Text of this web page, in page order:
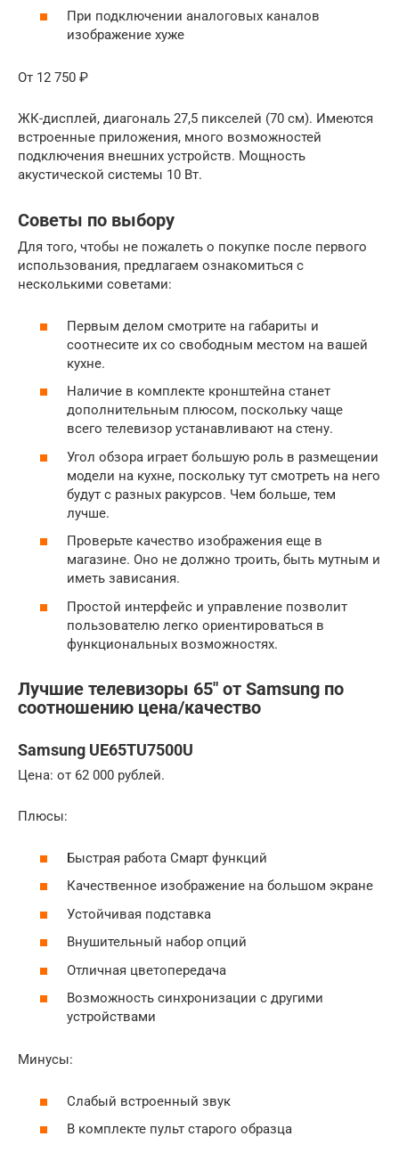
При подключении аналоговых каналов
изображение хуже
От 12 750 ₽
ЖК-дисплей, диагональ 27,5 пикселей (70 см). Имеются
встроенные приложения, много возможностей
подключения внешних устройств. Мощность
акустической системы 10 Вт.
Советы по выбору
Для того, чтобы не пожалеть о покупке после первого
использования, предлагаем ознакомиться с
несколькими советами:
Первым делом смотрите на габариты и
соотнесите их со свободным местом на вашей
кухне.
Наличие в комплекте кронштейна станет
дополнительным плюсом, поскольку чаще
всего телевизор устанавливают на стену.
Угол обзора играет большую роль в размещении
модели на кухне, поскольку тут смотреть на него
будут с разных ракурсов. Чем больше, тем
лучше.
Проверьте качество изображения еще в
магазине. Оно не должно троить, быть мутным и
иметь зависания.
Простой интерфейс и управление позволит
пользователю легко ориентироваться в
функциональных возможностях.
Лучшие телевизоры 65″ от Samsung по
соотношению цена/качество
Samsung UE65TU7500U
Цена: от 62 000 рублей.
Плюсы:
Быстрая работа Смарт функций
Качественное изображение на большом экране
Устойчивая подставка
Внушительный набор опций
Отличная цветопередача
Возможность синхронизации с другими
устройствами
Минусы:
Слабый встроенный звук
В комплекте пульт старого образца